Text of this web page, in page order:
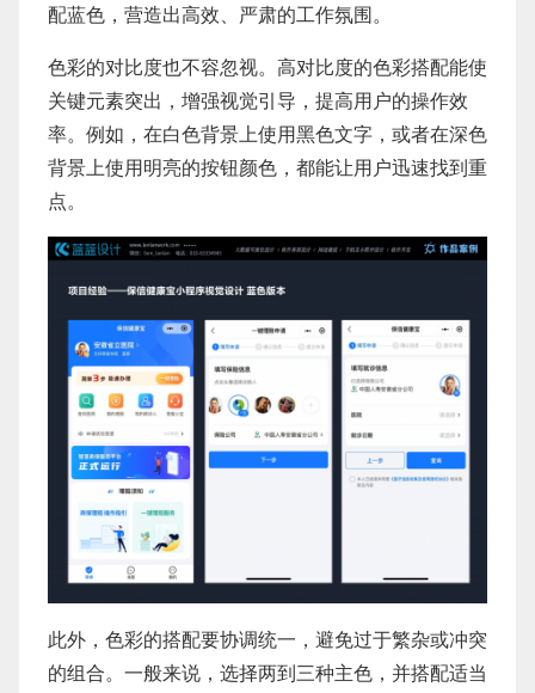
配蓝色，营造出高效、严肃的工作氛围。
色彩的对比度也不容忽视。高对比度的色彩搭配能使
关键元素突出，增强视觉引导，提高用户的操作效
率。例如，在白色背景上使用黑色文字，或者在深色
背景上使用明亮的按钮颜色，都能让用户迅速找到重
点。
此外，色彩的搭配要协调统一，避免过于繁杂或冲突
的组合。一般来说，选择两到三种主色，并搭配适当